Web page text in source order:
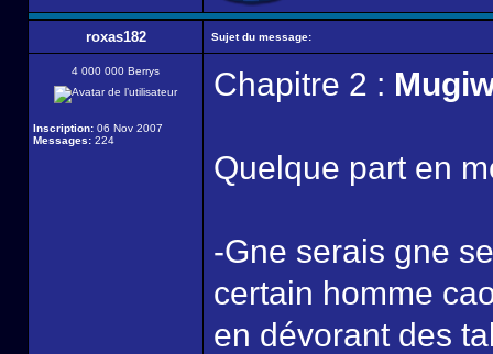
roxas182 Sujet du message:
4 000 000 Berrys
Inscription: 06 Nov 2007
Messages: 224
Chapitre 2 :
Quelque part en
-Gne serais gne
certain homme
en dévorant des